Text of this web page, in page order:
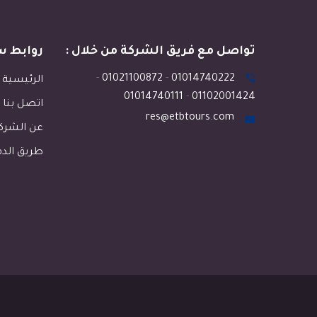
تواصل مع فريق الشركة من خلال :
01014740222
-
01021100872
-
01102001424
-
01014740111
res@etbtours.com
روابط
الرئيسية
اتصل بنا
عن
طريق